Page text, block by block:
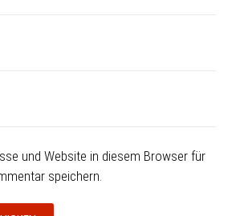
und Website in diesem Browser für
speichern.